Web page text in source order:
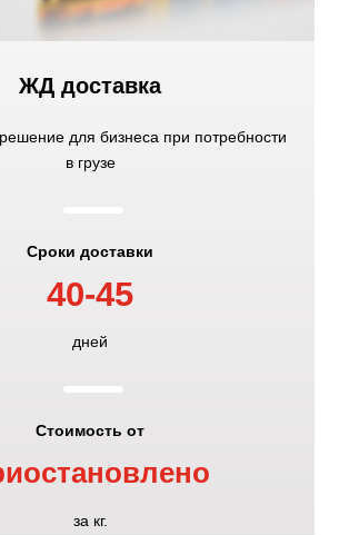
ЖД доставка
для бизнеса при потребности
в грузе
K
Сроки доставки
40-45
дней
K
Стоимость от
за кг.